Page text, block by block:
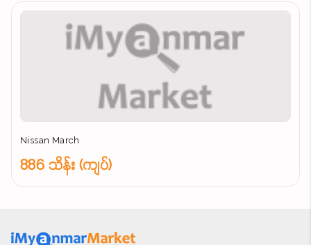
Nissan March
886 သိန်း (ကျပ်)